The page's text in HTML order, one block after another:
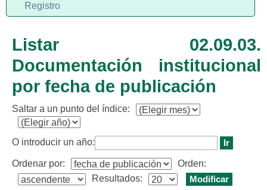
Listar 02.09.03.
Documentación institucional
por fecha de publicación
Saltar a un punto del índice:
O introducir un año:
Ordenar por:
Orden:
Resultados:
Registro